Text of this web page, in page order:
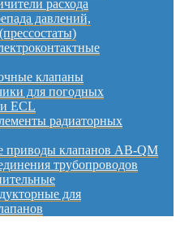
расхода
давлений,
клапаны
для погодных
ECL
радиаторных
приводы клапанов AB-QM
трубопроводов
для